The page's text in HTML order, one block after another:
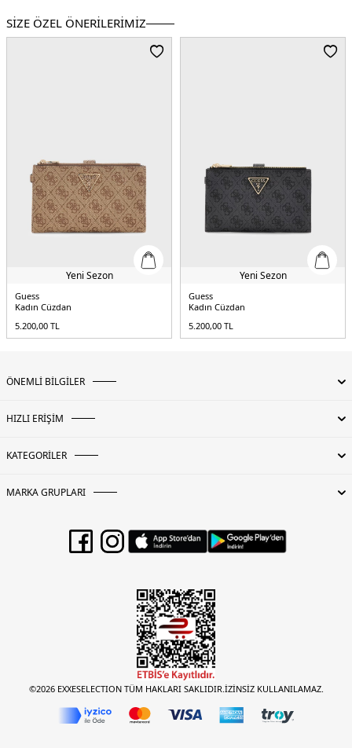
5DY2SWSG7459156LTL.03
SİZE ÖZEL ÖNERİLERİMİZ
Yeni Sezon
Guess
Kadın Cüzdan
5.200,00 TL
Yeni Sezon
Guess
Kadın Cüzdan
5.200,00 TL
ÖNEMLİ BİLGİLER
HIZLI ERİŞİM
KATEGORİLER
MARKA GRUPLARI
©2026 EXXESELECTION TÜM HAKLARI SAKLIDIR.İZİNSİZ KULLANILAMAZ.